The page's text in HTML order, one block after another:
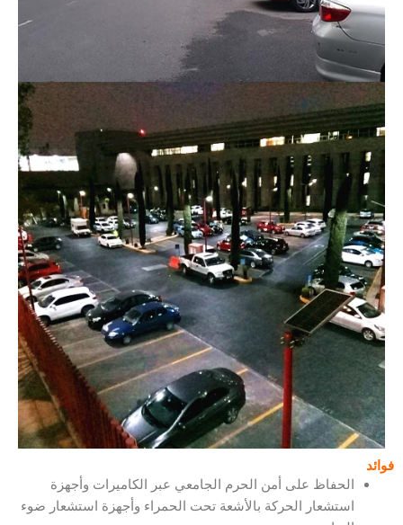
فوائد
الحفاظ على أمن الحرم الجامعي عبر الكاميرات وأجهزة
استشعار الحركة بالأشعة تحت الحمراء وأجهزة استشعار ضوء